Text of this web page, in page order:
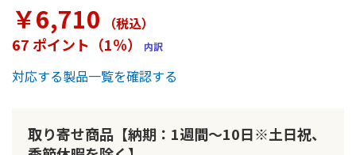
￥6,710 （税込）
67 ポイント（1％） 内訳
対応する製品一覧を確認する
取り寄せ商品【納期：1週間～10日※土日祝、
リ
ー
の
最
初
動
す